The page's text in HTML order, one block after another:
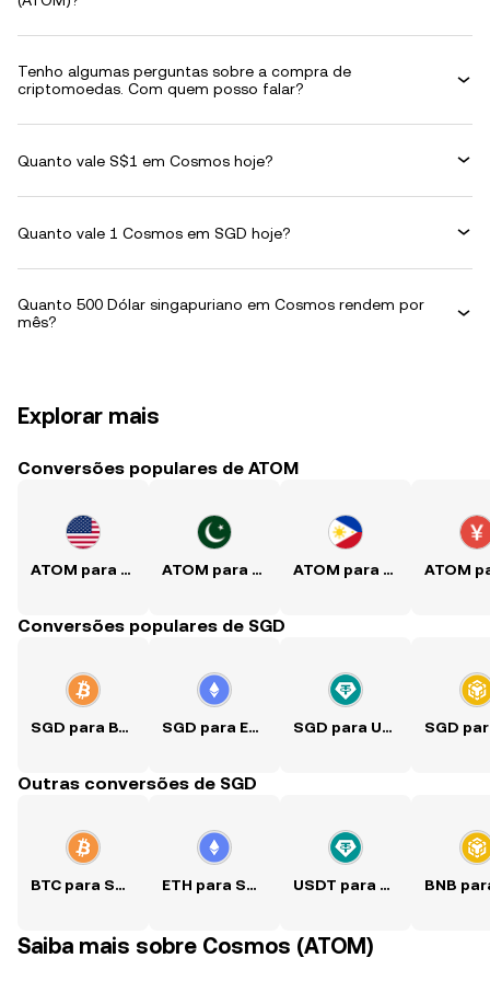
Tenho algumas perguntas sobre a compra de
criptomoedas. Com quem posso falar?
Quanto vale S$1 em Cosmos hoje?
Quanto vale 1 Cosmos em SGD hoje?
Quanto 500 Dólar singapuriano em Cosmos rendem por
mês?
Explorar mais
Conversões populares de ATOM
ATOM para USD ATOM para PKR ATOM para PHP
Conversões populares de SGD
SGD para BTC SGD para ETH SGD para USDT
Outras conversões de SGD
BTC para SGD ETH para SGD USDT para SGD
Saiba mais sobre Cosmos (ATOM)